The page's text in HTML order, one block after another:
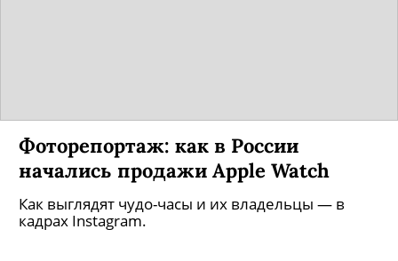
Фоторепортаж: как в России
начались продажи Apple Watch
Как выглядят чудо-часы и их владельцы — в
кадрах Instagram.